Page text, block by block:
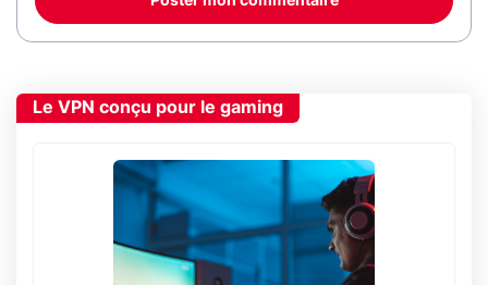
Le VPN conçu pour le gaming